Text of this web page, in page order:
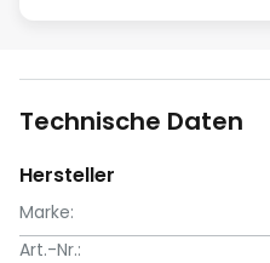
Technische Daten
Hersteller
Marke:
Art.-Nr.: